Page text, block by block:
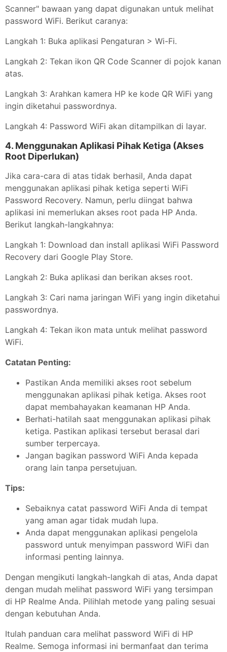
Scanner" bawaan yang dapat digunakan untuk melihat
password WiFi. Berikut caranya:
Langkah 1: Buka aplikasi Pengaturan > Wi-Fi.
Langkah 2: Tekan ikon QR Code Scanner di pojok kanan
atas.
Langkah 3: Arahkan kamera HP ke kode QR WiFi yang
ingin diketahui passwordnya.
Langkah 4: Password WiFi akan ditampilkan di layar.
4. Menggunakan Aplikasi Pihak Ketiga (Akses
Root Diperlukan)
Jika cara-cara di atas tidak berhasil, Anda dapat
menggunakan aplikasi pihak ketiga seperti WiFi
Password Recovery. Namun, perlu diingat bahwa
aplikasi ini memerlukan akses root pada HP Anda.
Berikut langkah-langkahnya:
Langkah 1: Download dan install aplikasi WiFi Password
Recovery dari Google Play Store.
Langkah 2: Buka aplikasi dan berikan akses root.
Langkah 3: Cari nama jaringan WiFi yang ingin diketahui
passwordnya.
Langkah 4: Tekan ikon mata untuk melihat password
WiFi.
Catatan Penting:
Pastikan Anda memiliki akses root sebelum
menggunakan aplikasi pihak ketiga. Akses root
dapat membahayakan keamanan HP Anda.
Berhati-hatilah saat menggunakan aplikasi pihak
ketiga. Pastikan aplikasi tersebut berasal dari
sumber terpercaya.
Jangan bagikan password WiFi Anda kepada
orang lain tanpa persetujuan.
Tips:
Sebaiknya catat password WiFi Anda di tempat
yang aman agar tidak mudah lupa.
Anda dapat menggunakan aplikasi pengelola
password untuk menyimpan password WiFi dan
informasi penting lainnya.
Dengan mengikuti langkah-langkah di atas, Anda dapat
dengan mudah melihat password WiFi yang tersimpan
di HP Realme Anda. Pilihlah metode yang paling sesuai
dengan kebutuhan Anda.
Itulah panduan cara melihat password WiFi di HP
Realme. Semoga informasi ini bermanfaat dan terima